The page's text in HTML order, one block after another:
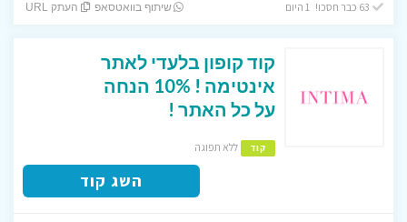
שיתוף בוואטסאפ העתק URL
קוד קופון בלעדי לאתר
אינטימה ! 10% הנחה
על כל האתר !
קוד ללא תפוגה
השג קוד